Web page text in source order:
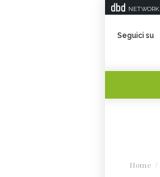
NETWORK
Seguici su
Home